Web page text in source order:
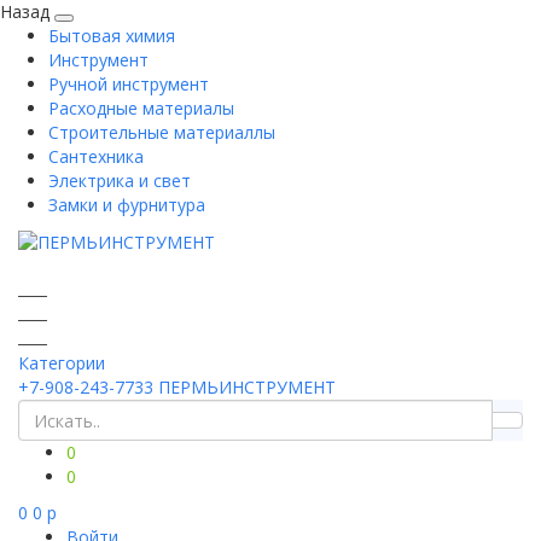
Назад
Бытовая химия
Инструмент
Ручной инструмент
Расходные материалы
Строительные материаллы
Сантехника
Электрика и свет
Замки и фурнитура
Категории
+7-908-243-7733 ПЕРМЬИНСТРУМЕНТ
0
0
0 0 p